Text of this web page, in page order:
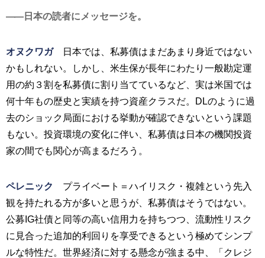
日本の読者にメッセージを。
オヌクワガ日本では、私募債はまだあまり身近ではない
かもしれない。しかし、米生保が長年にわたり一般勘定運
用の約３割を私募債に割り当てているなど、実は米国では
何十年もの歴史と実績を持つ資産クラスだ。DLのように過
去のショック局面における挙動が確認できないという課題
もない。投資環境の変化に伴い、私募債は日本の機関投資
家の間でも関心が高まるだろう。
ペレニック
プライベート＝ハイリスク・複雑という先入
観を持たれる方が多いと思うが、私募債はそうではない。
公募IG社債と同等の高い信用力を持ちつつ、流動性リスク
に見合った追加的利回りを享受できるという極めてシンプ
ルな特性だ。世界経済に対する懸念が強まる中、「クレジ